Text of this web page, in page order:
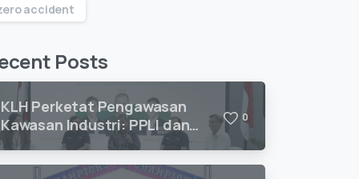
accident
Posts
KLH Perketat Pengawasan
Kawasan Industri: PPLI dan
DESI Hadirkan Solusi
Kepatuhan Lingkungan
0